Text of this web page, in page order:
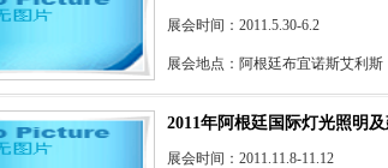
展会时间：2011.5.30-6.2
展会地点：阿根廷布宜诺斯艾利斯
2011年阿根廷国际灯光照明
展会时间：2011.11.8-11.12